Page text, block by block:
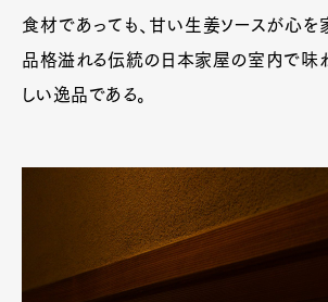
食材であっても、甘い生姜ソースが心を
品格溢れる伝統の日本家屋の室内で味
しい逸品である。